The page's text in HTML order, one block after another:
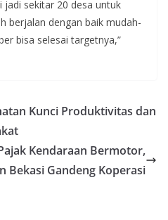
jadi sekitar 20 desa untuk
berjalan dengan baik mudah-
bisa selesai targetnya,”
Kunci Produktivitas dan
Kendaraan Bermotor,
Bekasi Gandeng Koperasi